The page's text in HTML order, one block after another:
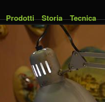
Prodotti Storia Tecnica